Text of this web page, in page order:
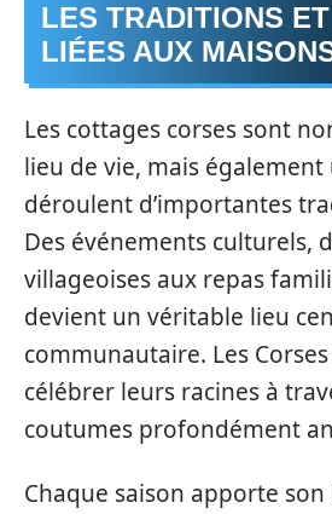
LES TRADITIONS
LIÉES AUX
Les cottages corses sont
lieu de vie, mais également
déroulent d’importantes
Des événements culturels,
villageoises aux repas
devient un véritable lieu
communautaire. Les Corses
célébrer leurs racines à
coutumes profondément
Chaque saison apporte